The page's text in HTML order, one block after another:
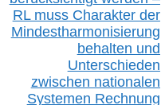
RL mussCharakter der
Mindestharmonisierung
behalten und
Unterschieden
zwischen nationalen
Systemen Rechnung